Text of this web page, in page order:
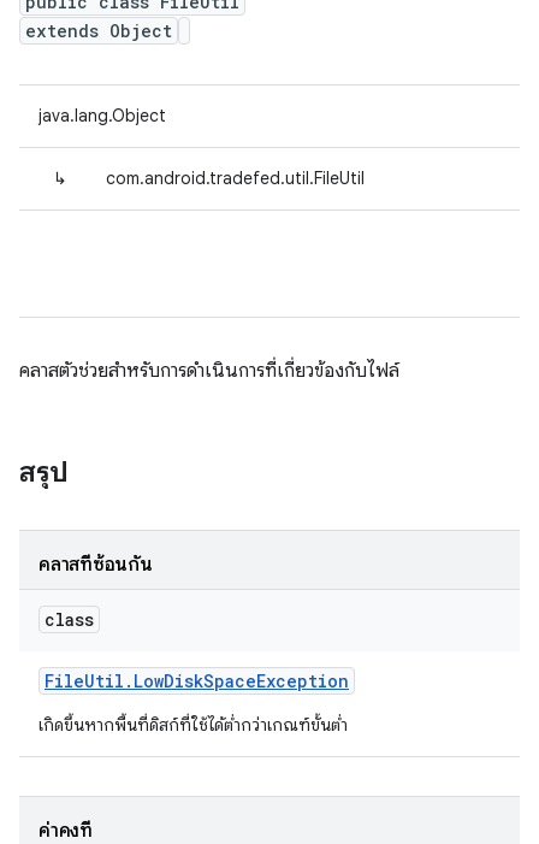
extends Object
java.lang.Object
↳ com.android.tradefed.util.FileUtil
คลาสตัวช่วยสำหรับการดำเนินการที่เกี่ยวข้องกับไฟล์
สรุป
คลาสที่ซ้อนกัน
class
FileUtil . LowDiskSpaceException
เกิดขึ้นหากพื้นที่ดิสก์ที่ใช้ได้ต่ำกว่าเกณฑ์ขั้นต่ำ
ค่าคงที่